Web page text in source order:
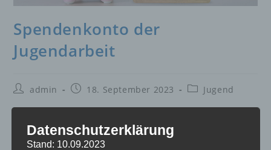
Spendenkonto der
Jugendarbeit
Beitrags-
admin
Beitrag18. September 2023
Beitrags-
Jugend
Spendenkonto für die Jugendarbeit des Sportbootclub St.
Peter-Ording e.V.
Datenschutzerklärung
Stand: 10.09.2023